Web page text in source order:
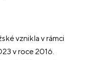
vznikla v rámci
v roce 2016.